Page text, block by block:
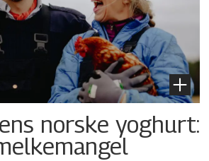
norske yoghurt: